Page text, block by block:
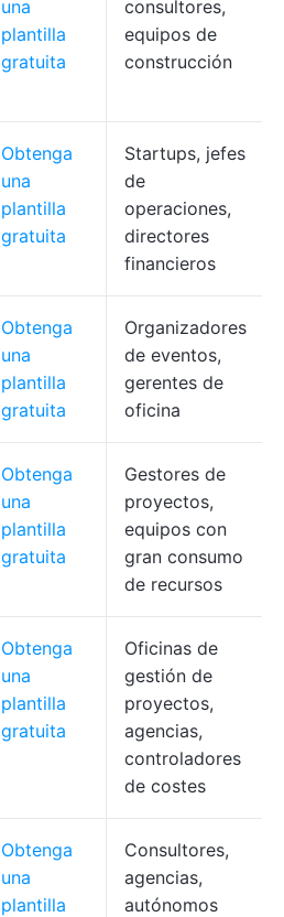
una
plantilla
gratuita
consultores,
equipos de
construcción
Obtenga
una
plantilla
gratuita
Startups, jefes
de
operaciones,
directores
financieros
Obtenga
una
plantilla
gratuita
Organizadores
de eventos,
gerentes de
oficina
Obtenga
una
plantilla
gratuita
Gestores de
proyectos,
equipos con
gran consumo
de recursos
Obtenga
una
plantilla
gratuita
Oficinas de
gestión de
proyectos,
agencias,
controladores
de costes
Obtenga
una
plantilla
Consultores,
agencias,
autónomos